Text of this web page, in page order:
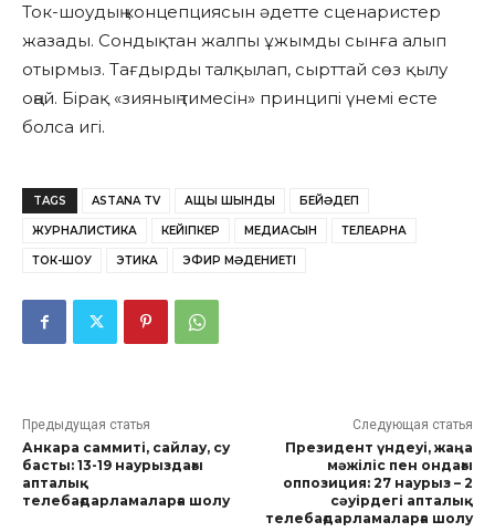
Ток-шоудың концепциясын әдетте сценаристер
жазады. Сондықтан жалпы ұжымды сынға алып
отырмыз. Тағдырды талқылап, сырттай сөз қылу
оңай. Бірақ «зияның тимесін» принципі үнемі есте
болса игі.
TAGS ASTANA TV АЩЫ ШЫНДЫҚ БЕЙӘДЕП
ЖУРНАЛИСТИКА КЕЙІПКЕР МЕДИАСЫН ТЕЛЕАРНА
ТОК-ШОУ ЭТИКА ЭФИР МӘДЕНИЕТІ
Предыдущая статья
Анкара саммиті, сайлау, су
басты: 13-19 наурыздағы
апталық
телебағдарламаларға шолу
Следующая статья
Президент үндеуі, жаңа
мәжіліс пен ондағы
оппозиция: 27 наурыз – 2
сәуірдегі апталық
телебағдарламаларға шолу